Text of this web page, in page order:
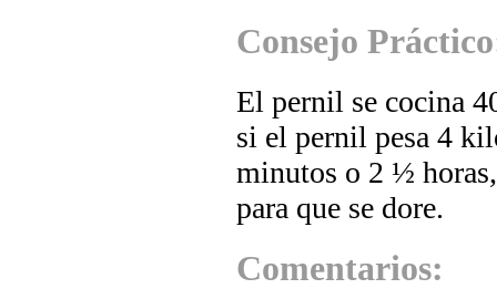
Consejo
El pernil se cocina
si el pernil pesa 4
minutos o 2 ½
para que se dore.
Comentarios: